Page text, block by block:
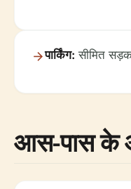
पार्किंग: सीमित
आस-पास के